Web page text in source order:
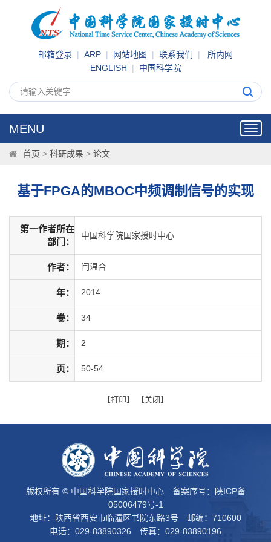
邮箱登录 | ARP | 网站地图 | 联系我们 | 所内网
ENGLISH | 中国科学院
MENU
首页 > 科研成果 > 论文
基于FPGA的MBOC中频调制信号的实现
第一作者所在
部门：
中国科学院国家授时中心
作者： 闫温合
年： 2014
卷： 34
期： 2
页： 50-54
【打印】 【关闭 】
版权所有 © 中国科学院国家授时中心 备案序号：
陕ICP备
05006479号-1
地址：陕西省西安市临潼区书院东路3号 邮编：710600
电话：029-83890326 传真：029-83890196